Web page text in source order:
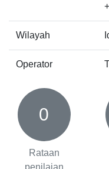
Wilayah
Operator
0
Rataan
penilaian